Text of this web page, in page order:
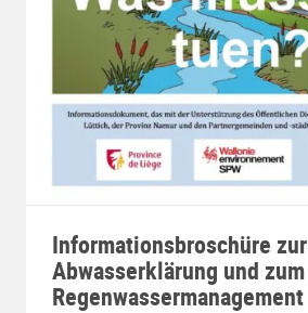
Informationsbroschüre zur
Abwasserklärung und zum
Regenwassermanagement